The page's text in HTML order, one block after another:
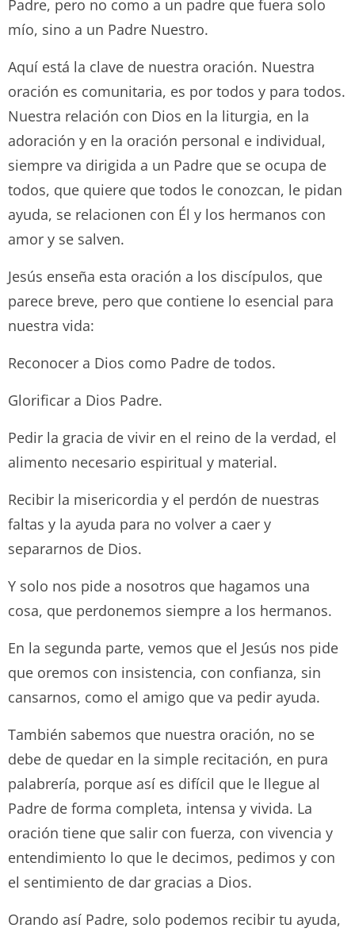
Padre, pero no como a un padre que fuera solo
mío, sino a un Padre Nuestro.
Aquí está la clave de nuestra oración. Nuestra
oración es comunitaria, es por todos y para todos.
Nuestra relación con Dios en la liturgia, en la
adoración y en la oración personal e individual,
siempre va dirigida a un Padre que se ocupa de
todos, que quiere que todos le conozcan, le pidan
ayuda, se relacionen con Él y los hermanos con
amor y se salven.
Jesús enseña esta oración a los discípulos, que
parece breve, pero que contiene lo esencial para
nuestra vida:
Reconocer a Dios como Padre de todos.
Glorificar a Dios Padre.
Pedir la gracia de vivir en el reino de la verdad, el
alimento necesario espiritual y material.
Recibir la misericordia y el perdón de nuestras
faltas y la ayuda para no volver a caer y
separarnos de Dios.
Y solo nos pide a nosotros que hagamos una
cosa, que perdonemos siempre a los hermanos.
En la segunda parte, vemos que el Jesús nos pide
que oremos con insistencia, con confianza, sin
cansarnos, como el amigo que va pedir ayuda.
También sabemos que nuestra oración, no se
debe de quedar en la simple recitación, en pura
palabrería, porque así es difícil que le llegue al
Padre de forma completa, intensa y vivida. La
oración tiene que salir con fuerza, con vivencia y
entendimiento lo que le decimos, pedimos y con
el sentimiento de dar gracias a Dios.
Orando así Padre, solo podemos recibir tu ayuda,